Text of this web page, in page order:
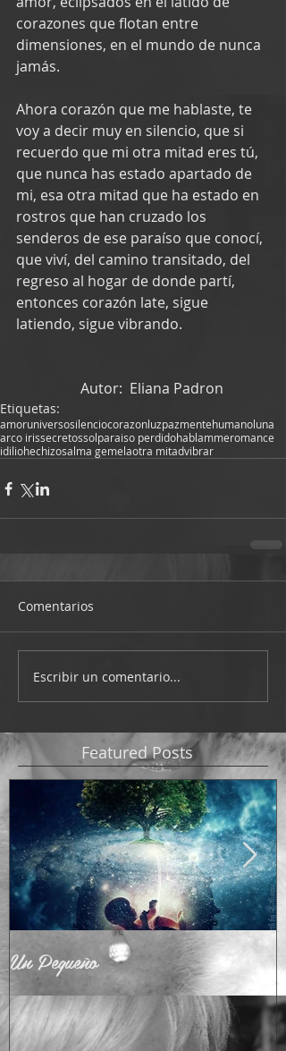
corazones que flotan entre
dimensiones, en el mundo de nunca
jamás.
Ahora corazón que me hablaste, te
voy a decir muy en silencio, que si
recuerdo que mi otra mitad eres tú,
que nunca has estado apartado de
mi, esa otra mitad que ha estado en
rostros que han cruzado los
senderos de ese paraíso que conocí,
que viví, del camino transitado, del
regreso al hogar de donde partí,
entonces corazón late, sigue
latiendo, sigue vibrando.
                  Autor:  Eliana Padron
Etiquetas:
amoruniversosilenciocorazonluzpazmentehumanoluna
arco irissecretossolparaiso perdidohablammeromance
idiliohechizosalma gemelaotra mitadvibrar
Comentarios
Escribir un comentario...
Featured Posts
Un Pequeño